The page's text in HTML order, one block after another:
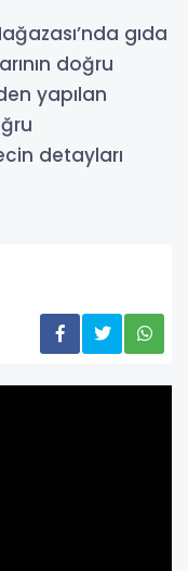
gıda
doğru
yapılan
detayları